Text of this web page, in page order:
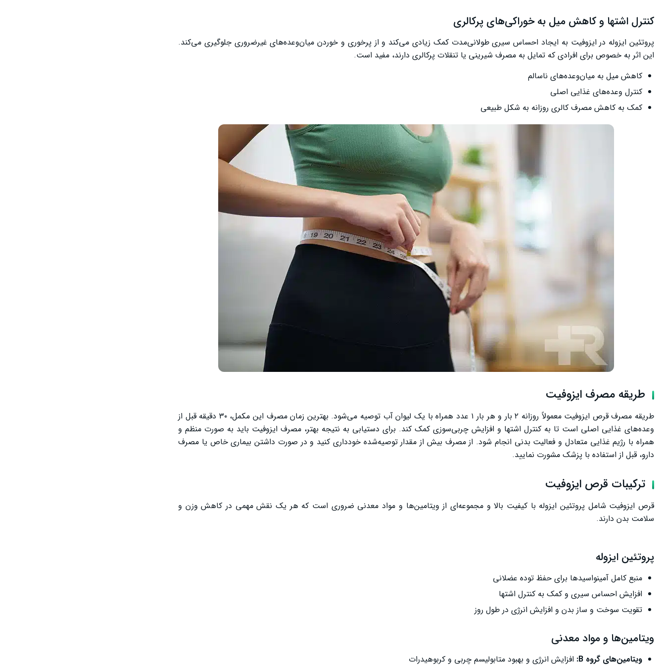
کنترل اشتها و کاهش میل به خوراکی‌های پرکالری
پروتئین ایزوله در ایزوفیت به ایجاد احساس سیری طولانی‌مدت کمک زیادی می‌کند و از پرخوری و خوردن میان‌وعده‌های غیرضروری جلوگیری می‌کند.
این اثر به خصوص برای افرادی که تمایل به مصرف شیرینی یا تنقلات پرکالری دارند، مفید است.
کاهش میل به میان‌وعده‌های ناسالم
کنترل وعده‌های غذایی اصلی
کمک به کاهش مصرف کالری روزانه به شکل طبیعی
طریقه مصرف ایزوفیت
طریقه مصرف قرص ایزوفیت معمولاً روزانه ۲ بار و هر بار ۱ عدد همراه با یک لیوان آب توصیه می‌شود. بهترین زمان مصرف این مکمل، ۳۰ دقیقه قبل از
وعده‌های غذایی اصلی است تا به کنترل اشتها و افزایش چربی‌سوزی کمک کند. برای دستیابی به نتیجه بهتر، مصرف ایزوفیت باید به صورت منظم و
همراه با رژیم غذایی متعادل و فعالیت بدنی انجام شود. از مصرف بیش از مقدار توصیه‌شده خودداری کنید و در صورت داشتن بیماری خاص یا مصرف
دارو، قبل از استفاده با پزشک مشورت نمایید.
ترکیبات قرص ایزوفیت
قرص ایزوفیت شامل پروتئین ایزوله با کیفیت بالا و مجموعه‌ای از ویتامین‌ها و مواد معدنی ضروری است که هر یک نقش مهمی در کاهش وزن و
سلامت بدن دارند.
پروتئین ایزوله
منبع کامل آمینواسیدها برای حفظ توده عضلانی
افزایش احساس سیری و کمک به کنترل اشتها
تقویت سوخت و ساز بدن و افزایش انرژی در طول روز
ویتامین‌ها و مواد معدنی
ویتامین‌های گروه B
: افزایش انرژی و بهبود متابولیسم چربی و کربوهیدرات